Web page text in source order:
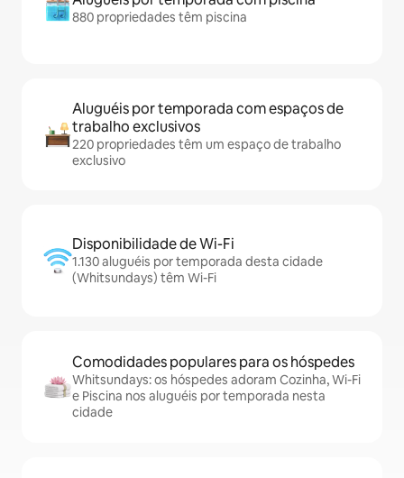
880 propriedades têm piscina
Aluguéis por temporada com espaços de
trabalho exclusivos
220 propriedades têm um espaço de trabalho
exclusivo
Disponibilidade de Wi-Fi
1.130 aluguéis por temporada desta cidade
(Whitsundays) têm Wi-Fi
Comodidades populares para os hóspedes
Whitsundays: os hóspedes adoram Cozinha, Wi-Fi
e Piscina nos aluguéis por temporada nesta
cidade